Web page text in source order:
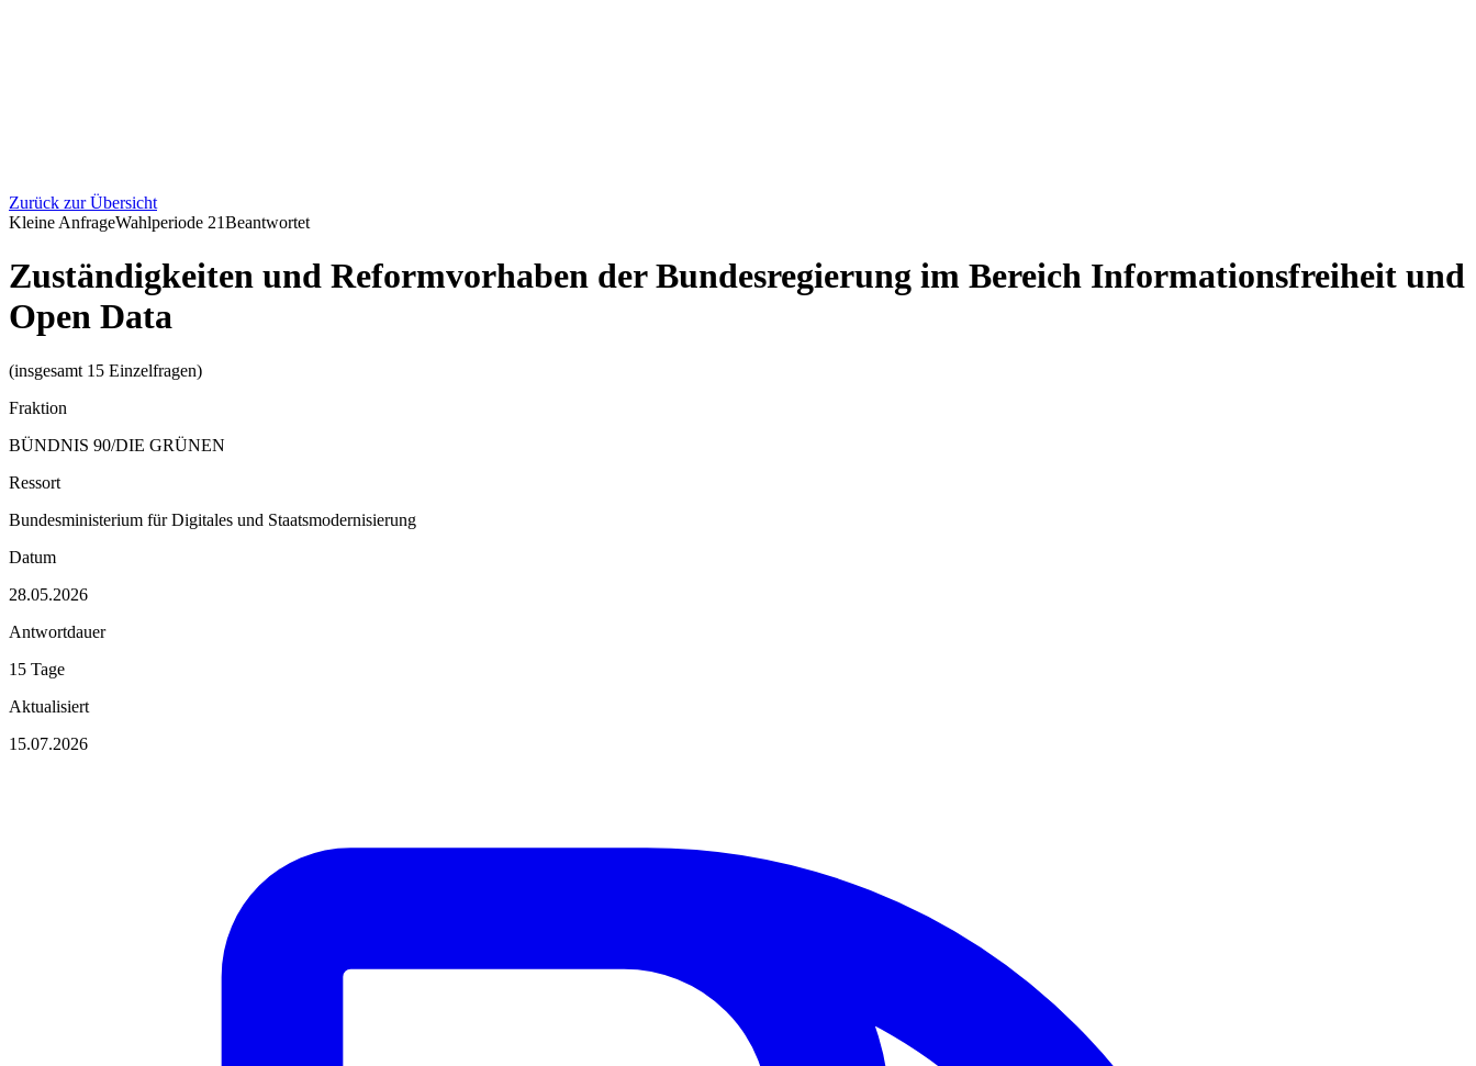
Zurück zur Übersicht
Kleine AnfrageWahlperiode 21Beantwortet
Zuständigkeiten und Reformvorhaben der Bundesregierung im Bereich Informationsfreiheit und
Open Data
(insgesamt 15 Einzelfragen)
Fraktion
BÜNDNIS 90/DIE GRÜNEN
Ressort
Bundesministerium für Digitales und Staatsmodernisierung
Datum
28.05.2026
Antwortdauer
15 Tage
Aktualisiert
15.07.2026